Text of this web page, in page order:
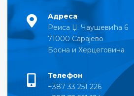
Адреса
Реиса Џ. Чаушевића 6
71000 Сарајево
Босна и Херцеговина
Телефон
+387 33 251 226